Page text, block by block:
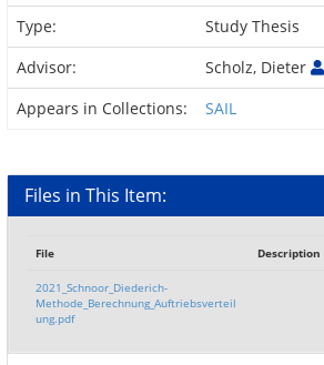
Type:
Study Thesis
Advisor:
Scholz, Dieter
Appears in Collections:
SAIL
Files in This Item:
File Description
2021_Schnoor_Diederich-
Methode_Berechnung_Auftriebsverteil
ung.pdf